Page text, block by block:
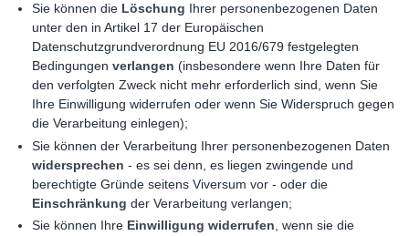
Sie können die Löschung Ihrer personenbezogenen Daten
unter den in Artikel 17 der Europäischen
Datenschutzgrundverordnung EU 2016/679 festgelegten
Bedingungen verlangen (insbesondere wenn Ihre Daten für
den verfolgten Zweck nicht mehr erforderlich sind, wenn Sie
Ihre Einwilligung widerrufen oder wenn Sie Widerspruch gegen
die Verarbeitung einlegen);
Sie können der Verarbeitung Ihrer personenbezogenen Daten
widersprechen - es sei denn, es liegen zwingende und
berechtigte Gründe seitens Viversum vor - oder die
Einschränkung der Verarbeitung verlangen;
Sie können Ihre Einwilligung widerrufen , wenn sie die